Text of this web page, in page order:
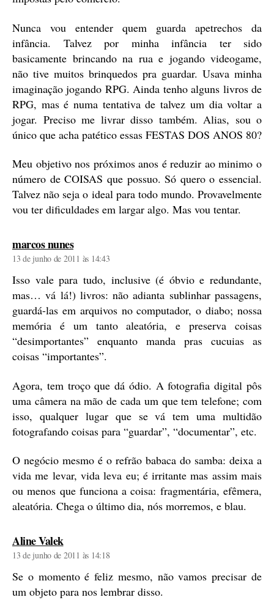
Nunca vou entender quem guarda apetrechos da
infância. Talvez por minha infância ter sido
basicamente brincando na rua e jogando videogame,
não tive muitos brinquedos pra guardar. Usava minha
imaginação jogando RPG. Ainda tenho alguns livros de
RPG, mas é numa tentativa de talvez um dia voltar a
jogar. Preciso me livrar disso também. Alias, sou o
único que acha patético essas FESTAS DOS ANOS 80?
Meu objetivo nos próximos anos é reduzir ao minimo o
número de COISAS que possuo. Só quero o essencial.
Talvez não seja o ideal para todo mundo. Provavelmente
vou ter dificuldades em largar algo. Mas vou tentar.
marcos nunesdiz:
13 de junho de 2011 às 14:43
Isso vale para tudo, inclusive (é óbvio e redundante,
mas… vá lá!) livros: não adianta sublinhar passagens,
guardá-las em arquivos no computador, o diabo; nossa
memória é um tanto aleatória, e preserva coisas
“desimportantes” enquanto manda pras cucuias as
coisas “importantes”.
Agora, tem troço que dá ódio. A fotografia digital pôs
uma câmera na mão de cada um que tem telefone; com
isso, qualquer lugar que se vá tem uma multidão
fotografando coisas para “guardar”, “documentar”, etc.
O negócio mesmo é o refrão babaca do samba: deixa a
vida me levar, vida leva eu; é irritante mas assim mais
ou menos que funciona a coisa: fragmentária, efêmera,
aleatória. Chega o último dia, nós morremos, e blau.
Aline Valekdiz:
13 de junho de 2011 às 14:18
Se o momento é feliz mesmo, não vamos precisar de
um objeto para nos lembrar disso.